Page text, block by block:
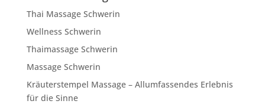
Thai Massage Schwerin
Wellness Schwerin
Thaimassage Schwerin
Massage Schwerin
Kräuterstempel Massage – Allumfassendes Erlebnis
für die Sinne